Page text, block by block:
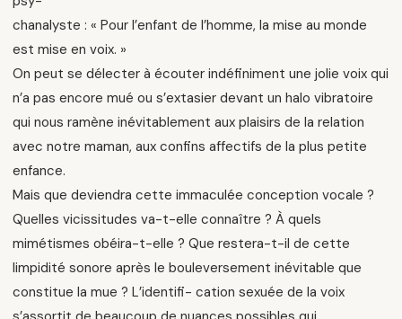
chanalyste : « Pour l’enfant de l’homme, la mise au monde
est mise en voix. »
On peut se délecter à écouter indéfiniment une jolie voix qui
n’a pas encore mué ou s’extasier devant un halo vibratoire
qui nous ramène inévitablement aux plaisirs de la relation
avec notre maman, aux confins affectifs de la plus petite
enfance.
Mais que deviendra cette immaculée conception vocale ?
Quelles vicissitudes va-t-elle connaître ? À quels
mimétismes obéira-t-elle ? Que restera-t-il de cette
limpidité sonore après le bouleversement inévitable que
constitue la mue ? L’identifi- cation sexuée de la voix